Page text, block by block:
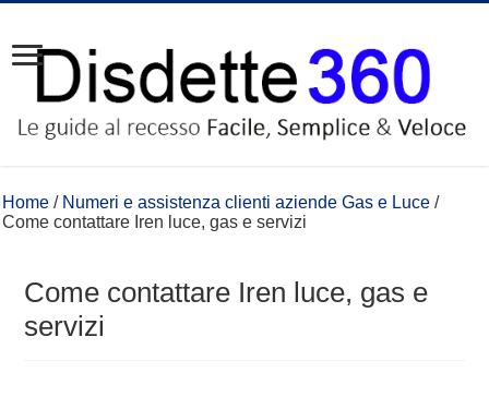
Home / Numeri e assistenza clienti aziende Gas e Luce /
Come contattare Iren luce, gas e servizi
Come contattare Iren luce, gas e
servizi